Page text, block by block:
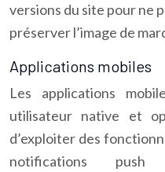
versions du site pour ne
préserver l’image de
Applications mobiles
Les applications
utilisateur native et
d’exploiter des
notifications push